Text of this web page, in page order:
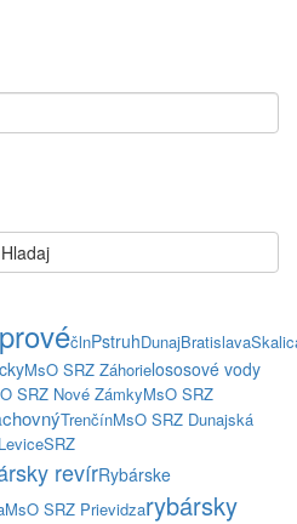
Hladaj
člnPstruhDunajBratislava
MsO SRZ Záhorielososové vody
SRZ Nové ZámkyMsO SRZ
chovnýTrenčínMsO SRZ Dunajská
LeviceSRZ
revírRybárske
MsO SRZ Prievidzarybársky